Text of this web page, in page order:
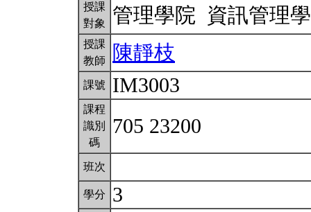
授課
對象
管理學院 資訊管理
授課
教師
陳靜枝
課號 IM3003
課程
識別
碼
705 23200
班次
學分 3